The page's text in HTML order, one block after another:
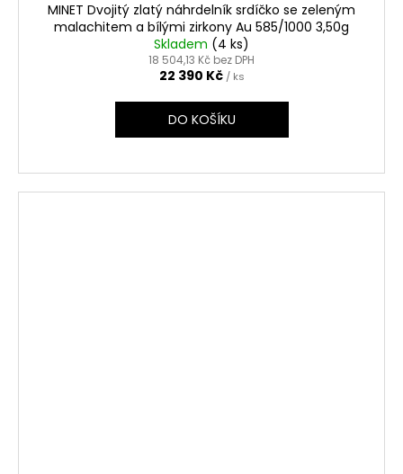
MINET Dvojitý zlatý náhrdelník srdíčko se zeleným
malachitem a bílými zirkony Au 585/1000 3,50g
Skladem (4 ks)
18 504,13 Kč bez DPH
22 390 Kč / ks
DO KOŠÍKU